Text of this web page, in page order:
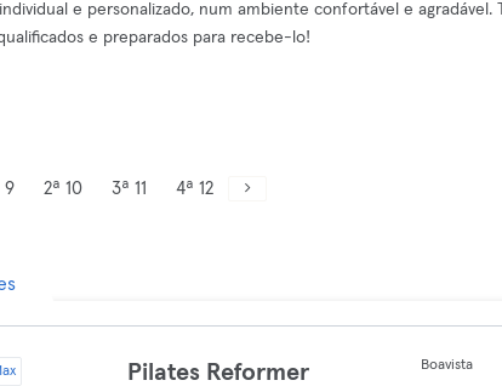
e personalizado, num ambiente confortável e agradável.
e preparados para recebe-lo!
9 2ª 10 3ª 11 4ª 12
Pilates Reformer Boavista